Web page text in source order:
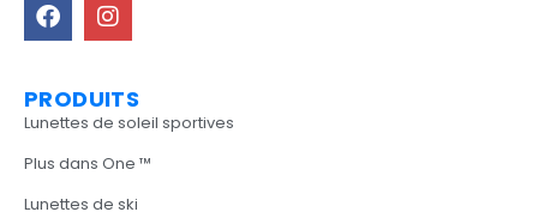
PRODUITS
Lunettes de soleil sportives
Plus dans One ™
Lunettes de ski